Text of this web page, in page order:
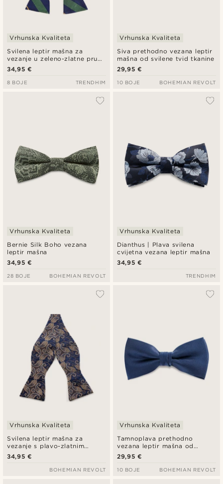
Svilena leptir mašna za
vezanje u zeleno-zlatne pruge
tamnoplave boje
Vrhunska Kvaliteta
34,95 €
8 BOJE TRENDHIM
Siva prethodno vezana leptir
mašna od svilene tvid tkanine
Vrhunska Kvaliteta
29,95 €
10 BOJE BOHEMIAN REVOLT
Bernie Silk Boho vezana
leptir mašna
Vrhunska Kvaliteta
34,95 €
28 BOJE BOHEMIAN REVOLT
Dianthus | Plava svilena
cvijetna vezana leptir mašna
Vrhunska Kvaliteta
34,95 €
TRENDHIM
Svilena leptir mašna za
vezanje s plavo-zlatnim
paisley uzorkom
Vrhunska Kvaliteta
34,95 €
BOHEMIAN REVOLT
Tamnoplava prethodno
vezana leptir mašna od
svilene tvid tkanine
Vrhunska Kvaliteta
29,95 €
10 BOJE BOHEMIAN REVOLT